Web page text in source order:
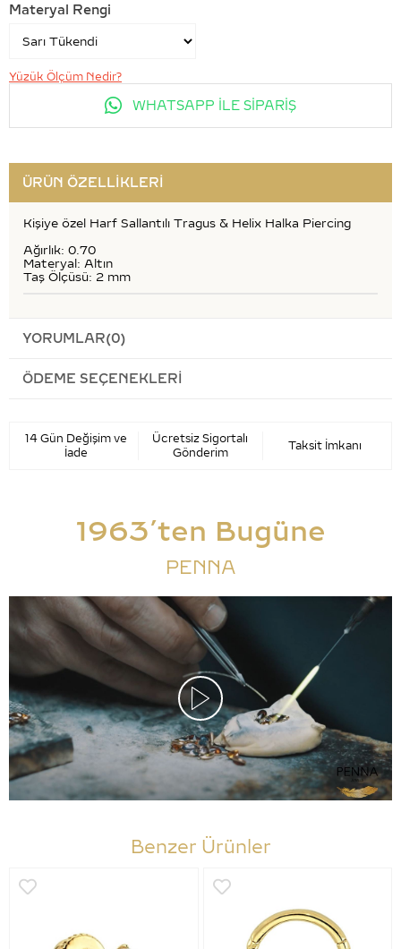
Materyal Rengi
Yüzük Ölçüm Nedir?
WHATSAPP İLE SİPARİŞ
ÜRÜN ÖZELLIKLERI
Kişiye özel Harf Sallantılı Tragus & Helix Halka Piercing
Ağırlık: 0.70
Materyal: Altın
Taş Ölçüsü: 2 mm
YORUMLAR(0)
ÖDEME SEÇENEKLERI
14 Gün Değişim ve
İade
Ücretsiz Sigortalı
Gönderim
Taksit İmkanı
1963’ten Bugüne
PENNA
Benzer Ürünler